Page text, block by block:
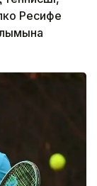
Ресифе